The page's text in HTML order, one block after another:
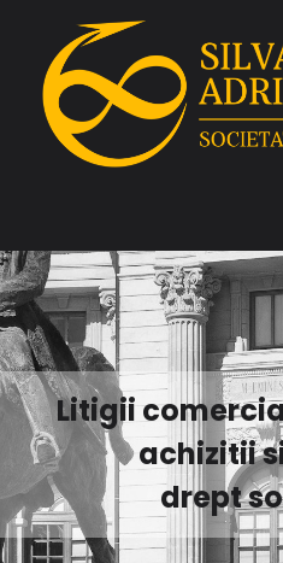
Litigii
achizitii
drept